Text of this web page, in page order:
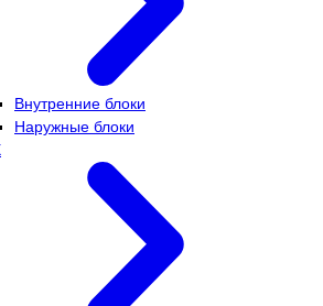
Внутренние блоки
Наружные блоки